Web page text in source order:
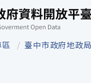
府資料
臺中市政府地政局